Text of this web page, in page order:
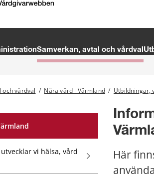
Samverkan, avtal och vårdval
och vårdval / Nära vård i Värmland / Utbildningar,
vi hälsa, vård
Här